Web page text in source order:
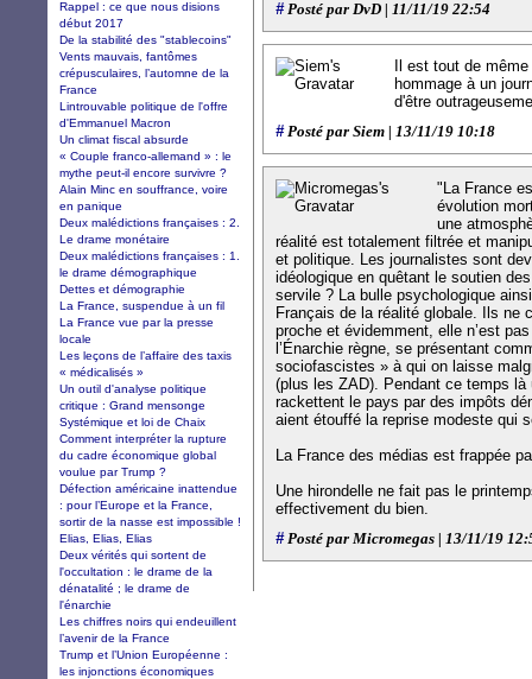
#Posté par DvD | 11/11/19 22:54
Il est tout de
hommage à un
d'être
#Posté par Siem | 13/11/19 10:18
"La France
évolution
une
réalité est totalement filtrée et
et politique. Les journalistes sont
idéologique en quêtant le soutien
servile ? La bulle psychologique
Français de la réalité globale. Ils ne
proche et évidemment, elle n’est
l’Énarchie règne, se présentant
sociofascistes » à qui on laisse
(plus les ZAD). Pendant ce temps
rackettent le pays par des impôts
aient étouffé la reprise modeste qui
La France des médias est frappée
Une hirondelle ne fait pas le
effectivement du bien.
#Posté par Micromegas | 13/11/19
Rappel : ce que nous disions
début 2017
De la stabilité des "stablecoins"
Vents mauvais, fantômes
crépusculaires, l’automne de la
France
Lintrouvable politique de l'offre
d'Emmanuel Macron
Un climat fiscal absurde
« Couple franco-allemand » : le
mythe peut-il encore survivre ?
Alain Minc en souffrance, voire
en panique
Deux malédictions françaises : 2.
Le drame monétaire
Deux malédictions françaises : 1.
le drame démographique
Dettes et démographie
La France, suspendue à un fil
La France vue par la presse
locale
Les leçons de l’affaire des taxis
« médicalisés »
Un outil d'analyse politique
critique : Grand mensonge
Systémique et loi de Chaix
Comment interpréter la rupture
du cadre économique global
voulue par Trump ?
Défection américaine inattendue
: pour l’Europe et la France,
sortir de la nasse est impossible !
Elias, Elias, Elias
Deux vérités qui sortent de
l'occultation : le drame de la
dénatalité ; le drame de
l'énarchie
Les chiffres noirs qui endeuillent
l’avenir de la France
Trump et l’Union Européenne :
les injonctions économiques